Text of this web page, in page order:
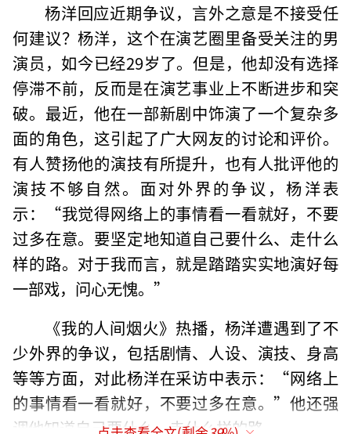
杨洋回应近期争议，言外之意是不接受任
何建议？杨洋，这个在演艺圈里备受关注的男
演员，如今已经29岁了。但是，他却没有选择
停滞不前，反而是在演艺事业上不断进步和突
破。最近，他在一部新剧中饰演了一个复杂多
面的角色，这引起了广大网友的讨论和评价。
有人赞扬他的演技有所提升，也有人批评他的
演技不够自然。面对外界的争议，杨洋表
示：“我觉得网络上的事情看一看就好，不要
过多在意。要坚定地知道自己要什么、走什么
样的路。对于我而言，就是踏踏实实地演好每
一部戏，问心无愧。”
《我的人间烟火》热播，杨洋遭遇到了不
少外界的争议，包括剧情、人设、演技、身高
等等方面，对此杨洋在采访中表示：“网络上
的事情看一看就好，不要过多在意。”他还强
调他知道自己要什么、走什么样的路。